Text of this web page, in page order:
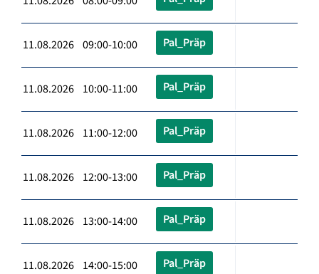
11.08.2026 09:00-10:00 Pal_Präp
11.08.2026 10:00-11:00 Pal_Präp
11.08.2026 11:00-12:00 Pal_Präp
11.08.2026 12:00-13:00 Pal_Präp
11.08.2026 13:00-14:00 Pal_Präp
11.08.2026 14:00-15:00 Pal_Präp